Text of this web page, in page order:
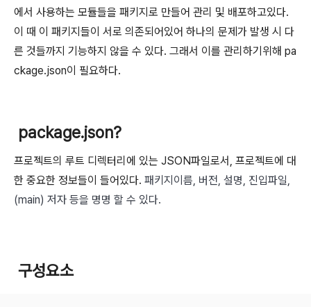
에서 사용하는 모듈들을 패키지로 만들어 관리 및 배포하고있다.
이 때 이 패키지들이 서로 의존되어있어 하나의 문제가 발생 시 다
른 것들까지 기능하지 않을 수 있다. 그래서 이를 관리하기위해 pa
ckage.json이 필요하다.
package.json?
프로젝트의 루트 디렉터리에 있는 JSON파일로서, 프로젝트에 대
한 중요한 정보들이 들어있다. 패키지이름, 버전, 설명, 진입파일,
(main) 저자 등을 명명 할 수 있다.
구성요소